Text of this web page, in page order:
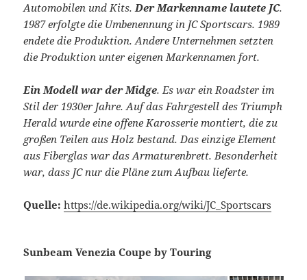
Automobilen und Kits.Der Markenname lautete JC.
1987 erfolgte die Umbenennung in JC Sportscars. 1989
endete die Produktion. Andere Unternehmen setzten
die Produktion unter eigenen Markennamen fort.
Ein Modell war der Midge. Es war ein Roadster im
Stil der 1930er Jahre. Auf das Fahrgestell des Triumph
Herald wurde eine offene Karosserie montiert, die zu
großen Teilen aus Holz bestand. Das einzige Element
aus Fiberglas war das Armaturenbrett. Besonderheit
war, dass JC nur die Pläne zum Aufbau lieferte.
Quelle:https://de.wikipedia.org/wiki/JC_Sportscars
Sunbeam Venezia Coupe by Touring